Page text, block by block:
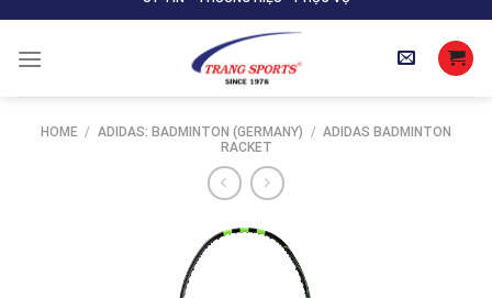
to
HOME / ADIDAS: BADMINTON (GERMANY) / ADIDAS BADMINTON
RACKET